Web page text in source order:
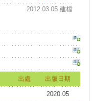
2012.03.05 建檔
出處 出版日期
2020.05